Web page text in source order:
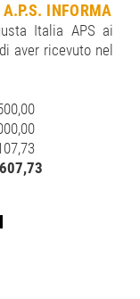
INFORMA
Italia APS ai
aver ricevuto nel